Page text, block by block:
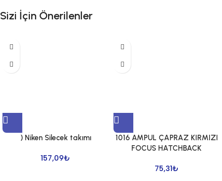
Sizi İçin Önerilenler
) Niken Silecek takımı
157,09₺
1016 AMPUL ÇAPRAZ KIRMIZI
FOCUS HATCHBACK
75,31₺